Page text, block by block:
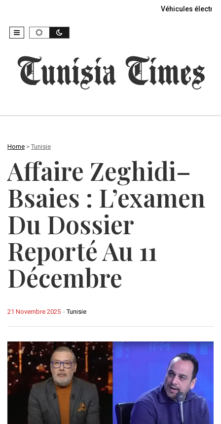
Véhicules
Home > Tunisie
Affaire Zeghidi–
Bsaies : L’examen
Du Dossier
Reporté Au 11
Décembre
-Tunisie
21 Novembre 2025